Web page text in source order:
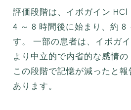
評価段階は、イボガイン HCl
4 ～ 8 時間後に始まり、約 8
す。 一部の患者は、イボガ
より中立的で内省的な感情の
この段階で記憶が減ったと報
あります。